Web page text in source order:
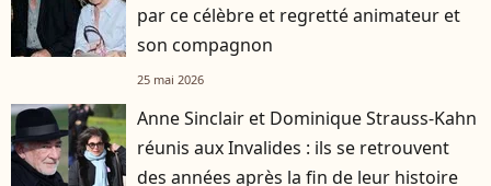
par ce célèbre et regretté animateur et
son compagnon
25 mai 2026
Anne Sinclair et Dominique Strauss-Kahn
réunis aux Invalides : ils se retrouvent
des années après la fin de leur histoire